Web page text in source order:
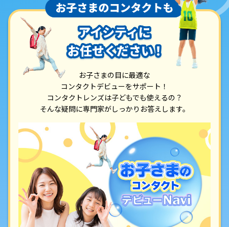
お子さまの目に最適な
コンタクトデビューをサポート！
コンタクトレンズは子どもでも使えるの？
そんな疑問に専門家がしっかりお答えします。